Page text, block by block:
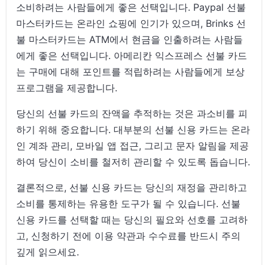
소비하려는 사람들에게 좋은 선택입니다. Paypal 선불
마스터카드는 온라인 쇼핑에 인기가 있으며, Brinks 선
불 마스터카드는 ATM에서 현금을 인출하려는 사람들
에게 좋은 선택입니다. 아메리칸 익스프레스 선불 카드
는 구매에 대해 포인트를 적립하려는 사람들에게 보상
프로그램을 제공합니다.
당신의 선불 카드의 잔액을 추적하는 것은 과소비를 피
하기 위해 중요합니다. 대부분의 선불 신용 카드는 온라
인 계좌 관리, 모바일 앱 접근, 그리고 문자 알림을 제공
하여 당신이 소비를 철저히 관리할 수 있도록 돕습니다.
결론적으로, 선불 신용 카드는 당신의 재정을 관리하고
소비를 통제하는 유용한 도구가 될 수 있습니다. 선불
신용 카드를 선택할 때는 당신의 필요와 선호를 고려하
고, 신청하기 전에 이용 약관과 수수료를 반드시 주의
깊게 읽으세요.